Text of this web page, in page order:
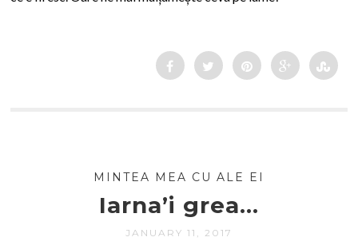
MINTEA MEA CU ALE EI
Iarna’i grea…
JANUARY 11, 2017